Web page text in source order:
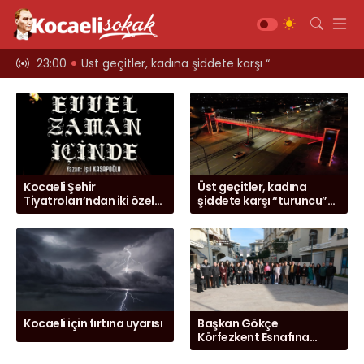
23:00 Üst geçitler, kadına şiddete karşı “turuncu” renkle aydınlatıldı;
Kocaeli Şehir
Tiyatroları’ndan iki özel
oyun
Üst geçitler, kadına
şiddete karşı “turuncu”
renkle aydınlatıldı;
Kocaeli için fırtına uyarısı
Başkan Gökçe
Körfezkent Esnafına
Konuk Oldu
Siyaset
Ekonomi
Sağlık
Magazin
Diğer
Teknoloji
Kültür-Sanat